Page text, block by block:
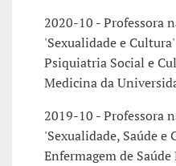
2020-10 - Professora
'Sexualidade e
Psiquiatria Social e
Medicina da
2019-10 - Professora
'Sexualidade, Saúde e
Enfermagem de